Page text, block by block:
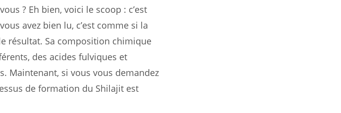
? Eh bien, voici le scoop : c’est
avez bien lu, c’est comme si la
résultat. Sa composition chimique
des acides fulviques et
Maintenant, si vous vous demandez
de formation du Shilajit est